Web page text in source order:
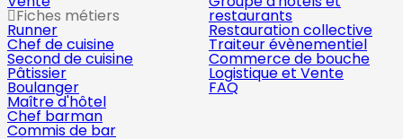
Fiches métiers
Runner
Chef de cuisine
Second de cuisine
Pâtissier
Boulanger
Maître d'hôtel
Chef barman
Commis de bar
restaurants
Restauration collective
Traiteur évènementiel
Commerce de bouche
Logistique et Vente
FAQ